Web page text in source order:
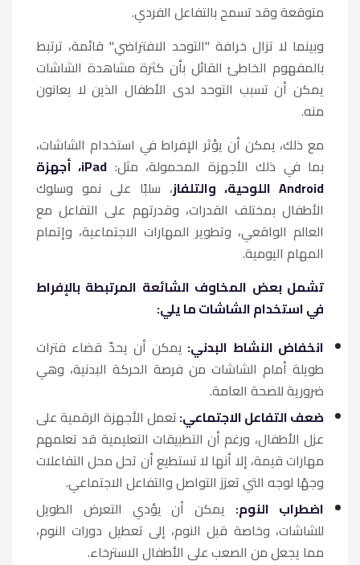
متوقعة وقد تسمح بالتفاعل الفردي.
وبينما لا تزال خرافة "التوحد الافتراضي" قائمة، ترتبط
بالمفهوم الخاطئ القائل بأن كثرة مشاهدة الشاشات
يمكن أن تسبب التوحد لدى الأطفال الذين لا يعانون
منه.
مع ذلك، يمكن أن يؤثر الإفراط في استخدام الشاشات،
بما في ذلك الأجهزة المحمولة، مثل:
iPad، أجهزة
Android اللوحية، والتلفاز
، سلبًا على نمو وسلوك
الأطفال بمختلف القدرات، وقدرتهم على التفاعل مع
العالم الواقعي، وتطوير المهارات الاجتماعية، وإتمام
المهام اليومية.
تشمل بعض المخاوف الشائعة المرتبطة بالإفراط
في استخدام الشاشات ما يلي:
انخفاض النشاط البدني: يمكن أن يحدّ قضاء فترات
طويلة أمام الشاشات من فرصة الحركة البدنية، وهي
ضرورية للصحة العامة.
ضعف التفاعل الاجتماعي:تعمل الأجهزة الرقمية على
عزل الأطفال، ورغم أن التطبيقات التعليمية قد تعلمهم
مهارات قيمة، إلا أنها لا تستطيع أن تحل محل التفاعلات
وجهًا لوجه التي تعزز التواصل والتفاعل الاجتماعي.
اضطراب النوم: يمكن أن يؤدي التعرض الطويل
للشاشات، وخاصة قبل النوم، إلى تعطيل دورات النوم،
مما يجعل من الصعب على الأطفال الاسترخاء.